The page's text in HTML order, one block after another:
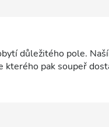
důležitého pole.
kterého pak soupeř